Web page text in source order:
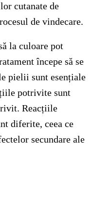
cutanate de
de vindecare.
la culoare pot
începe să se
pielii sunt esențiale
potrivite sunt
Reacțiile
diferite, ceea ce
secundare ale